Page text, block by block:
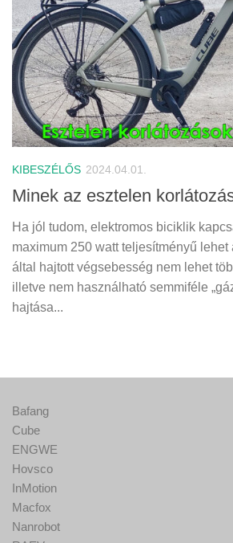
KIBESZÉLŐS 2024.04.01.
Minek az esztelen
Ha jól tudom, elektromos biciklik
maximum 250 watt teljesítményű lehet
által hajtott végsebesség nem lehet
illetve nem használható semmiféle
hajtása...
Bafang
Cube
ENGWE
Hovsco
InMotion
Macfox
Nanrobot